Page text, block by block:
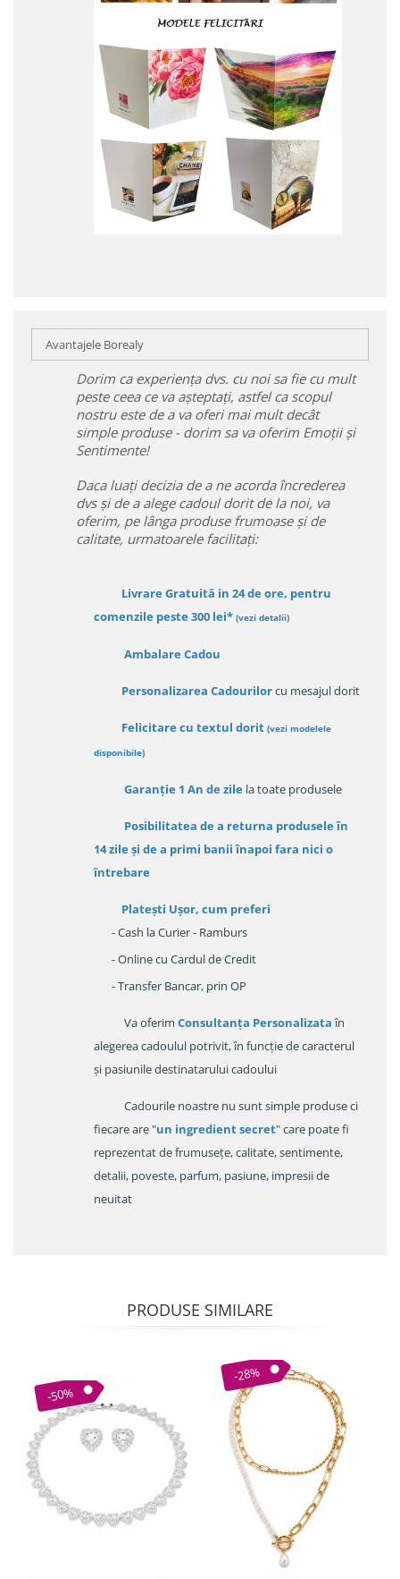
Avantajele Borealy
Dorim ca experiența dvs. cu noi sa fie cu mult
peste ceea ce va așteptați, astfel ca scopul
nostru este de a va oferi mai mult decât
simple produse - dorim sa va oferim Emoții și
Sentimente!
Daca luați decizia de a ne acorda încrederea
dvs și de a alege cadoul dorit de la noi, va
oferim, pe lânga produse frumoase și de
calitate, urmatoarele facilitați:
Livrare Gratuită in 24 de ore, pentru
comenzile peste 300 lei* (vezi detalii)
Ambalare Cadou
Personalizarea Cadourilorcu mesajul dorit
Felicitare cu textul dorit (vezi modelele
disponibile)
Garanție 1 An de zile la toate produsele
Posibilitatea de a returna produsele în
14 zileși de a primi banii înapoi fara nici o
întrebare
Platești Ușor, cum preferi
- Cash la Curier - Ramburs
- Online cu Cardul de Credit
- Transfer Bancar, prin OP
Va oferim Consultanța Personalizataîn
alegerea cadoulul potrivit, în funcție de caracterul
și pasiunile destinatarului cadoului
Cadourile noastre nu sunt simple produse ci
fiecare are "un ingredient secret" care poate fi
reprezentat de frumusețe, calitate, sentimente,
detalii, poveste, parfum, pasiune, impresii de
neuitat
PRODUSE SIMILARE
-50%
-28%